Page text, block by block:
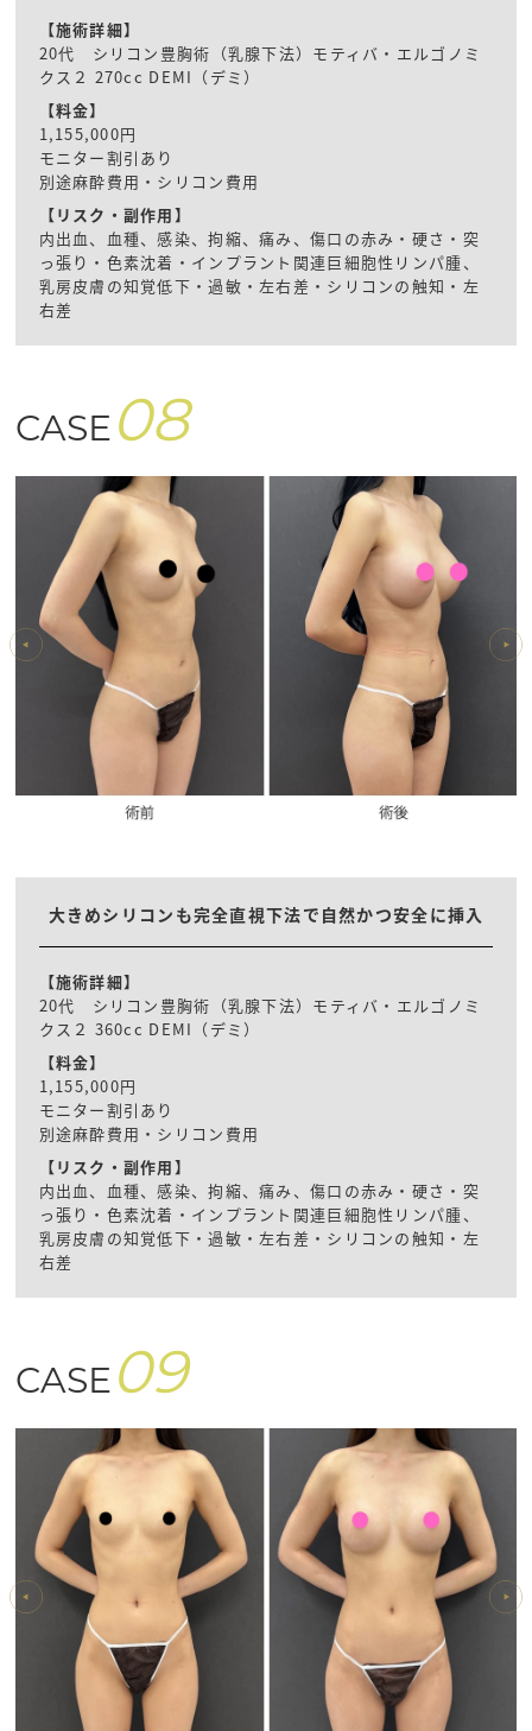
【施術詳細】
20代 シリコン豊胸術（乳腺下法）モティバ・エルゴノミ
クス２ 270cc DEMI（デミ）
【料金】
1,155,000円
モニター割引あり
別途麻酔費用・シリコン費用
【リスク・副作用】
内出血、血種、感染、拘縮、痛み、傷口の赤み・硬さ・突
っ張り・色素沈着・インプラント関連巨細胞性リンパ腫、
乳房皮膚の知覚低下・過敏・左右差・シリコンの触知・左
右差
CASE 08
大きめシリコンも完全直視下法で自然かつ安全に挿入
【施術詳細】
20代 シリコン豊胸術（乳腺下法）モティバ・エルゴノミ
クス２ 360cc DEMI（デミ）
【料金】
1,155,000円
モニター割引あり
別途麻酔費用・シリコン費用
【リスク・副作用】
内出血、血種、感染、拘縮、痛み、傷口の赤み・硬さ・突
っ張り・色素沈着・インプラント関連巨細胞性リンパ腫、
乳房皮膚の知覚低下・過敏・左右差・シリコンの触知・左
右差
CASE 09